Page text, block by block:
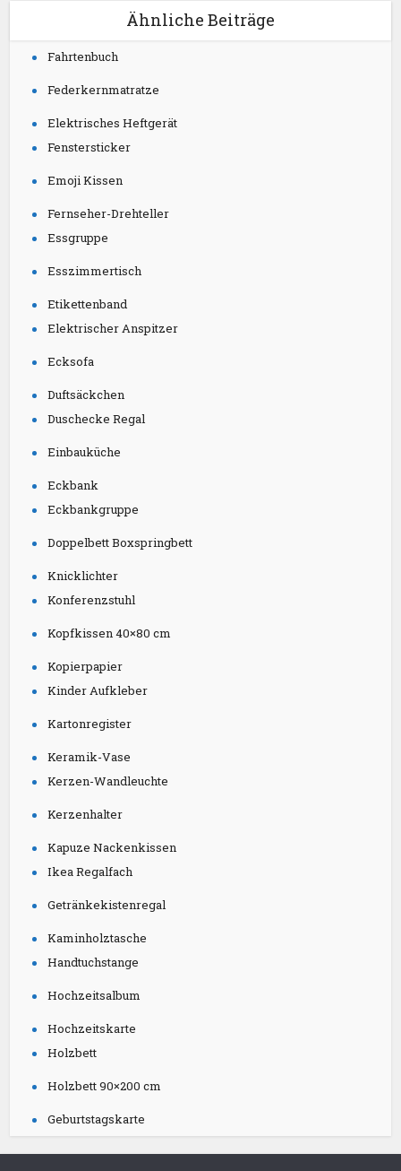
Ähnliche Beiträge
Fahrtenbuch
Federkernmatratze
Elektrisches Heftgerät
Fenstersticker
Emoji Kissen
Fernseher-Drehteller
Essgruppe
Esszimmertisch
Etikettenband
Elektrischer Anspitzer
Ecksofa
Duftsäckchen
Duschecke Regal
Einbauküche
Eckbank
Eckbankgruppe
Doppelbett Boxspringbett
Knicklichter
Konferenzstuhl
Kopfkissen 40×80 cm
Kopierpapier
Kinder Aufkleber
Kartonregister
Keramik-Vase
Kerzen-Wandleuchte
Kerzenhalter
Kapuze Nackenkissen
Ikea Regalfach
Getränkekistenregal
Kaminholztasche
Handtuchstange
Hochzeitsalbum
Hochzeitskarte
Holzbett
Holzbett 90×200 cm
Geburtstagskarte